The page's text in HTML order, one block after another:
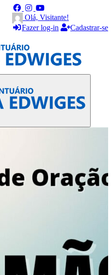
Olá, Visitante!
Fazer log-in
Cadastrar-se